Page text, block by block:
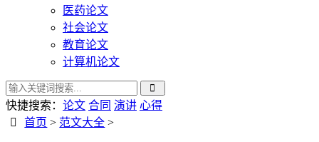
医药论文
社会论文
教育论文
计算机论文
快捷搜索： 论文 合同 演讲 心得
首页 > 范文大全 >